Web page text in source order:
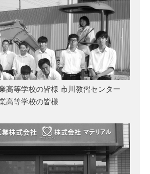
高等学校の皆様 市川教習センター
高等学校の皆様